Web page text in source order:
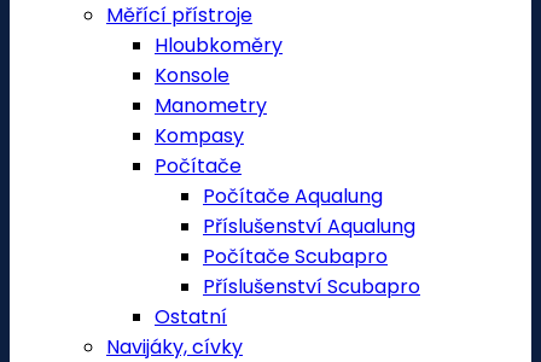
Měřící přístroje
Hloubkoměry
Konsole
Manometry
Kompasy
Počítače
Počítače Aqualung
Příslušenství Aqualung
Počítače Scubapro
Příslušenství Scubapro
Ostatní
Navijáky, cívky